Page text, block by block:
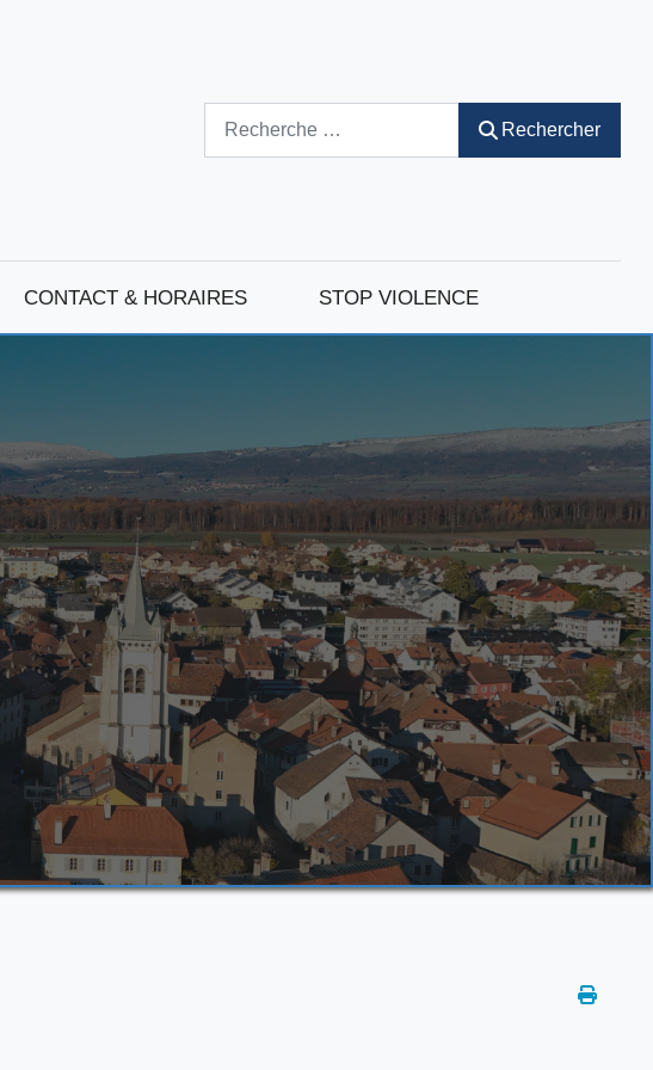
Rechercher
CONTACT & HORAIRES STOP VIOLENCE